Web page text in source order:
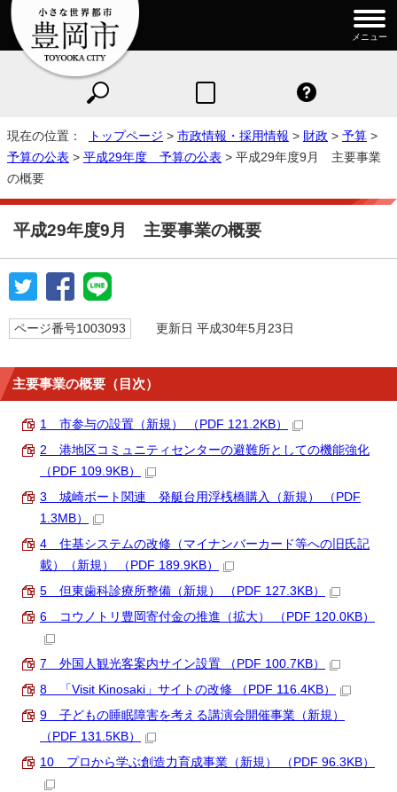
メニュー
現在の位置： トップページ > 市政情報・採用情報 > 財政 > 予算 >
予算の公表 > 平成29年度 予算の公表 > 平成29年度9月 主要事業
の概要
平成29年度9月 主要事業の概要
ページ番号1003093 更新日 平成30年5月23日
主要事業の概要（目次）
1 市参与の設置（新規） （PDF 121.2KB）
2 港地区コミュニティセンターの避難所としての機能強化
（PDF 109.9KB）
3 城崎ボート関連 発艇台用浮桟橋購入（新規） （PDF
1.3MB）
4 住基システムの改修（マイナンバーカード等への旧氏記
載）（新規） （PDF 189.9KB）
5 但東歯科診療所整備（新規） （PDF 127.3KB）
6 コウノトリ豊岡寄付金の推進（拡大） （PDF 120.0KB）
7 外国人観光客案内サイン設置 （PDF 100.7KB）
8 「Visit Kinosaki」サイトの改修 （PDF 116.4KB）
9 子どもの睡眠障害を考える講演会開催事業（新規）
（PDF 131.5KB）
10 プロから学ぶ創造力育成事業（新規） （PDF 96.3KB）